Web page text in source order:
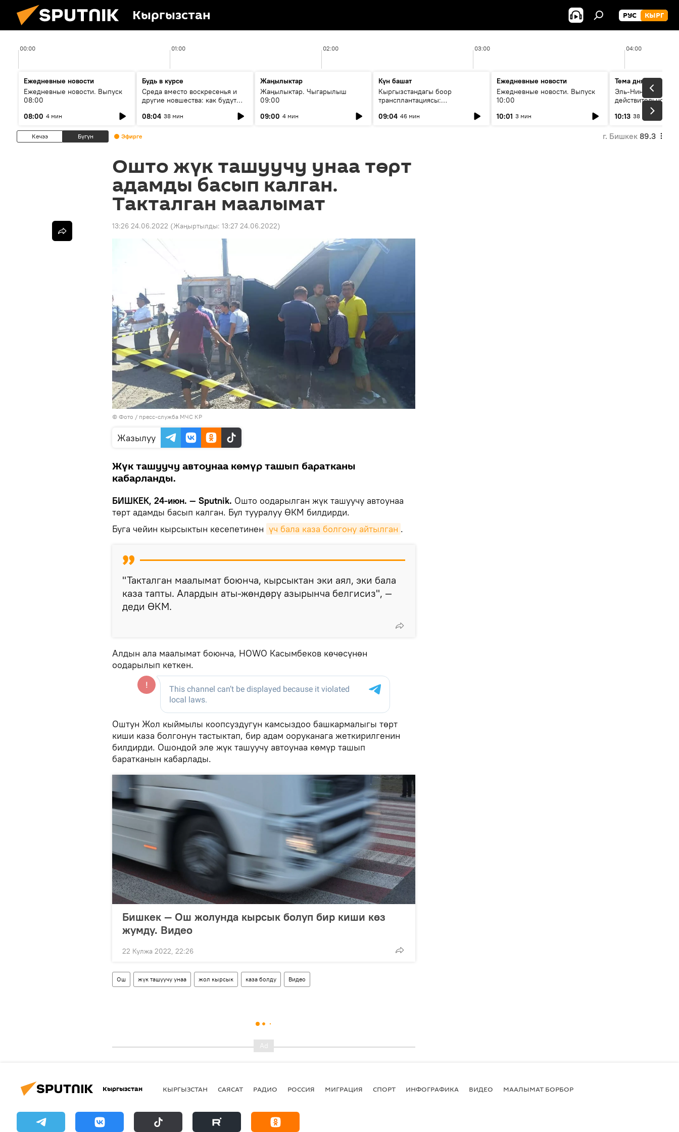
Кыргызстан РУС КЫРГ
00:00 01:00 02:00 03:00 04:00
Ежедневные новости
Ежедневные новости. Выпуск
08:00
08:00 4 мин
Будь в курсе
Среда вместо воскресенья и
другие новшества: как будут
08:04 38 мин
Жаңылыктар
Жаңылыктар. Чыгарылыш
09:00
09:00 4 мин
Күн башат
Кыргызстандагы боор
трансплантациясы:
келечеги
09:04 46 мин
Ежедневные новости
Ежедневные новости. Выпуск
10:00
10:01 3 мин
Тема дня
Эль-Ниньо, жара и
действительно
погоду в
10:13 38 мин
Кечээ Бүгүн Эфирге г. Бишкек 89.3
Ошто жүк ташуучу унаа төрт
адамды басып калган.
Такталган маалымат
13:26 24.06.2022 (Жаңыртылды: 13:27 24.06.2022)
© Фото / пресс-служба МЧС КР
Жазылуу
Жүк ташуучу автоунаа көмүр ташып баратканы
кабарланды.
БИШКЕК, 24-июн. — Sputnik. Ошто оодарылган жүк ташуучу автоунаа
төрт адамды басып калган. Бул тууралуу ӨКМ билдирди.
Буга чейин кырсыктын кесепетинен үч бала каза болгону айтылган .
"Такталган маалымат боюнча, кырсыктан эки аял, эки бала
каза тапты. Алардын аты-жөндөрү азырынча белгисиз", —
деди ӨКМ.
Алдын ала маалымат боюнча, HOWO Касымбеков көчөсүнөн
оодарылып кеткен.
Оштун Жол кыймылы коопсуздугун камсыздоо башкармалыгы төрт
киши каза болгонун тастыктап, бир адам ооруканага жеткирилгенин
билдирди. Ошондой эле жүк ташуучу автоунаа көмүр ташып
баратканын кабарлады.
Бишкек — Ош жолунда кырсык болуп бир киши көз
жумду. Видео
22 Кулжа 2022, 22:26
Ош жүк ташуучу унаа жол кырсык каза болду Видео
Кыргызстан КЫРГЫЗСТАН САЯСАТ РАДИО РОССИЯ МИГРАЦИЯ СПОРТ ИНФОГРАФИКА ВИДЕО МААЛЫМАТ БОРБОР